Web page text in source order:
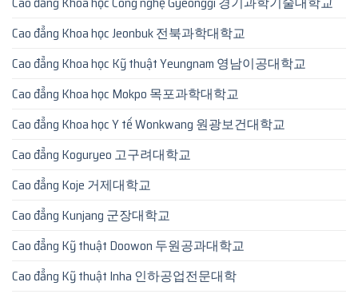
Cao đẳng Khoa học Jeonbuk 전북과학대학교
Cao đẳng Khoa học Kỹ thuật Yeungnam 영남이공대학교
Cao đẳng Khoa học Mokpo 목포과학대학교
Cao đẳng Khoa học Y tế Wonkwang 원광보건대학교
Cao đẳng Koguryeo 고구려대학교
Cao đẳng Koje 거제대학교
Cao đẳng Kunjang 군장대학교
Cao đẳng Kỹ thuật Doowon 두원공과대학교
Cao đẳng Kỹ thuật Inha 인하공업전문대학